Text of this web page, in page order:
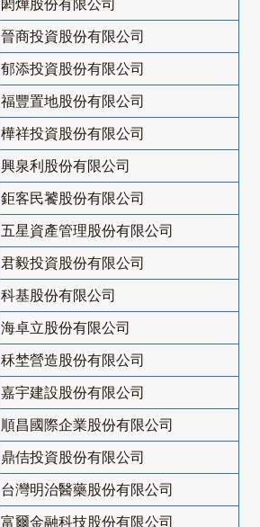
閎燁股份有限公司
晉商投資股份有限公司
郁添投資股份有限公司
福豐置地股份有限公司
樺祥投資股份有限公司
興泉利股份有限公司
鉅客民饕股份有限公司
五星資產管理股份有限公司
君毅投資股份有限公司
科基股份有限公司
海卓立股份有限公司
秝埜營造股份有限公司
嘉宇建設股份有限公司
順昌國際企業股份有限公司
鼎佶投資股份有限公司
台灣明治醫藥股份有限公司
富爾金融科技股份有限公司